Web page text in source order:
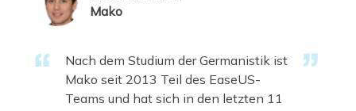
Mako
Nach dem Studium der Germanistik ist
Mako seit 2013 Teil des EaseUS-
Teams und hat sich in den letzten 11